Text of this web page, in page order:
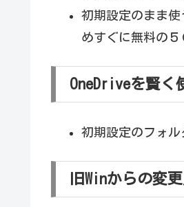
初期設定のまま
めすぐに無料の
OneDriveを賢く
初期設定のフォ
旧Winからの変